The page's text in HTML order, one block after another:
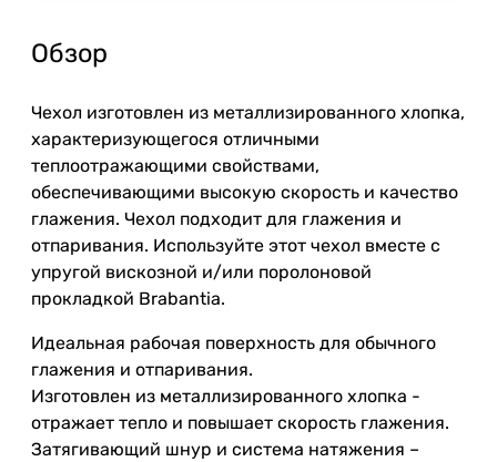
Обзор
Чехол изготовлен из металлизированного хлопка,
характеризующегося отличными
теплоотражающими свойствами,
обеспечивающими высокую скорость и качество
глажения. Чехол подходит для глажения и
отпаривания. Используйте этот чехол вместе с
упругой вискозной и/или поролоновой
прокладкой Brabantia.
Идеальная рабочая поверхность для обычного
глажения и отпаривания.
Изготовлен из металлизированного хлопка -
отражает тепло и повышает скорость глажения.
Затягивающий шнур и система натяжения –